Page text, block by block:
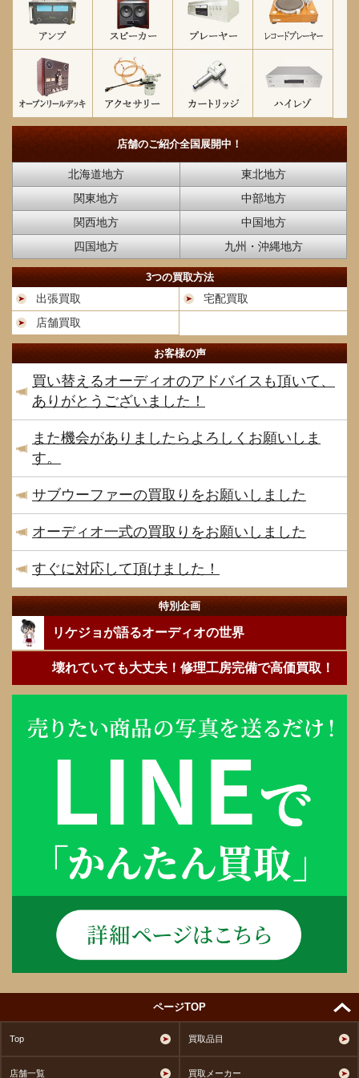
店舗のご紹介全国展開中！
北海道地方
東北地方
関東地方
中部地方
関西地方
中国地方
四国地方
九州・沖縄地方
3つの買取方法
出張買取
宅配買取
店舗買取
お客様の声
買い替えるオーディオのアドバイスも頂いて、
ありがとうございました！
また機会がありましたらよろしくお願いしま
す。
サブウーファーの買取りをお願いしました
オーディオ一式の買取りをお願いしました
すぐに対応して頂けました！
特別企画
リケジョが語るオーディオの世界
壊れていても大丈夫！修理工房完備で高価買取！
ページTOP
Top 買取品目
店舗一覧 買取メーカー